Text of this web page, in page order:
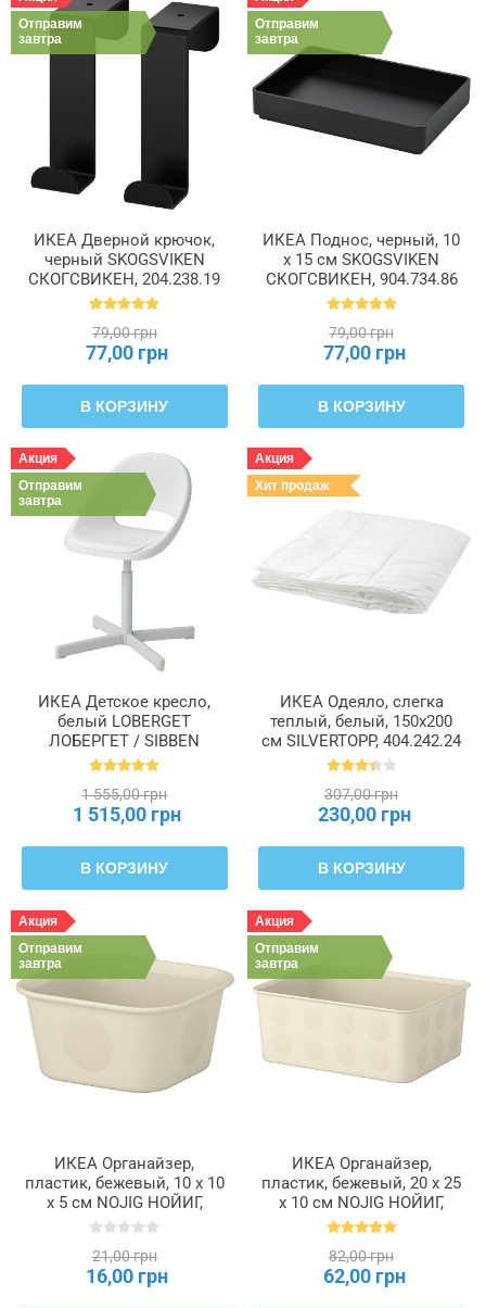
Отправим
завтра
ИКЕА Дверной крючок,
черный SKOGSVIKEN
СКОГСВИКЕН, 204.238.19
79,00 грн
77,00 грн
В КОРЗИНУ
Отправим
завтра
ИКЕА Поднос, черный, 10
х 15 см SKOGSVIKEN
СКОГСВИКЕН, 904.734.86
79,00 грн
77,00 грн
В КОРЗИНУ
Акция
Отправим
завтра
ИКЕА Детское кресло,
белый LOBERGET
ЛОБЕРГЕТ / SIBBEN
СИББЕН, 593.376.70
1 555,00 грн
1 515,00 грн
В КОРЗИНУ
Акция
Хит продаж
ИКЕА Одеяло, слегка
теплый, белый, 150x200
см SILVERTOPP, 404.242.24
307,00 грн
230,00 грн
В КОРЗИНУ
Акция
Отправим
завтра
ИКЕА Органайзер,
пластик, бежевый, 10 x 10
x 5 см NOJIG НОЙИГ,
604.770.37
21,00 грн
16,00 грн
Акция
Отправим
завтра
ИКЕА Органайзер,
пластик, бежевый, 20 x 25
x 10 см NOJIG НОЙИГ,
204.681.05
82,00 грн
62,00 грн